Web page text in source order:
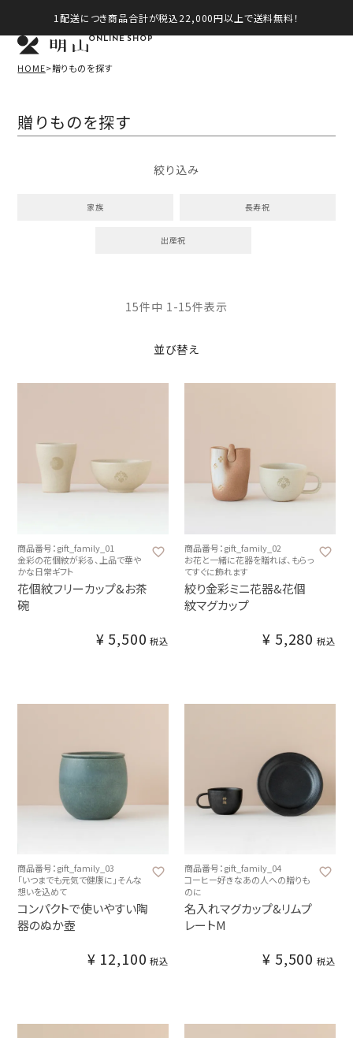
1配送につき商品合計が税込22,000円以上で送料無料！
ONLINE SHOP
HOME 贈りものを探す
贈りものを探す
絞り込み
家族 長寿祝
出産祝
並び替え
15件中 1-15件表示
商品番号：gift_family_01
金彩の花個紋が彩る、上品で華や
かな日常ギフト
花個紋フリーカップ&お茶
碗
¥ 5,500 税込
商品番号：gift_family_02
お花と一緒に花器を贈れば、もらっ
てすぐに飾れます
絞り金彩ミニ花器&花個
紋マグカップ
¥ 5,280 税込
商品番号：gift_family_03
「いつまでも元気で健康に」そんな
想いを込めて
コンパクトで使いやすい陶
器のぬか壺
¥ 12,100 税込
商品番号：gift_family_04
コーヒー好きなあの人への贈りも
のに
名入れマグカップ&リムプ
レートM
¥ 5,500 税込